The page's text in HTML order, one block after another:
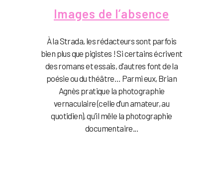
Images de l’absence
À la Strada, les rédacteurs sont parfois
bien plus que pigistes ! Si certains écrivent
des romans et essais, d'autres font de la
poésie ou du théâtre… Parmi eux, Brian
Agnès pratique la photographie
vernaculaire (celle d’un amateur, au
quotidien), qu'il mêle la photographie
documentaire...